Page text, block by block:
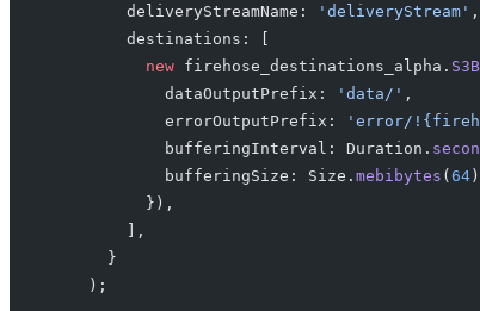
        deliveryStreamName:
'deliveryStream' ,
        destinations: [
          new
firehose_destinations_alpha.
            dataOutputPrefix:
'data/' ,
            errorOutputPrefix:
'error/
            bufferingInterval: Duration.
            bufferingSize: Size.
mebibytes ( 64
          }),
        ],
      }
    );